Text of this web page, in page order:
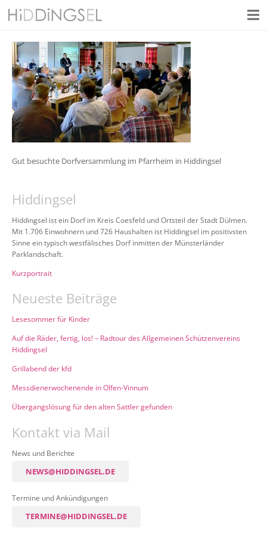
Gut besuchte Dorfversammlung im Pfarrheim in Hiddingsel
Hiddingsel
Hiddingsel ist ein Dorf im Kreis Coesfeld und Ortsteil der Stadt Dülmen.
Mit 1.706 Einwohnern und 726 Haushalten ist Hiddingsel im positivsten
Sinne ein typisch westfälisches Dorf inmitten der Münsterländer
Parklandschaft.
Kurzportrait
Neueste Beiträge
Lesesommer für Kinder
Auf die Räder, fertig, los! – Radtour des Allgemeinen Schützenvereins
Hiddingsel
Grillabend der kfd
Messdienerwochenende in Olfen-Vinnum
Übergangslösung für den alten Sattler gefunden
Kontakt via Mail
News und Berichte
NEWS@HIDDINGSEL.DE
Termine und Ankündigungen
TERMINE@HIDDINGSEL.DE